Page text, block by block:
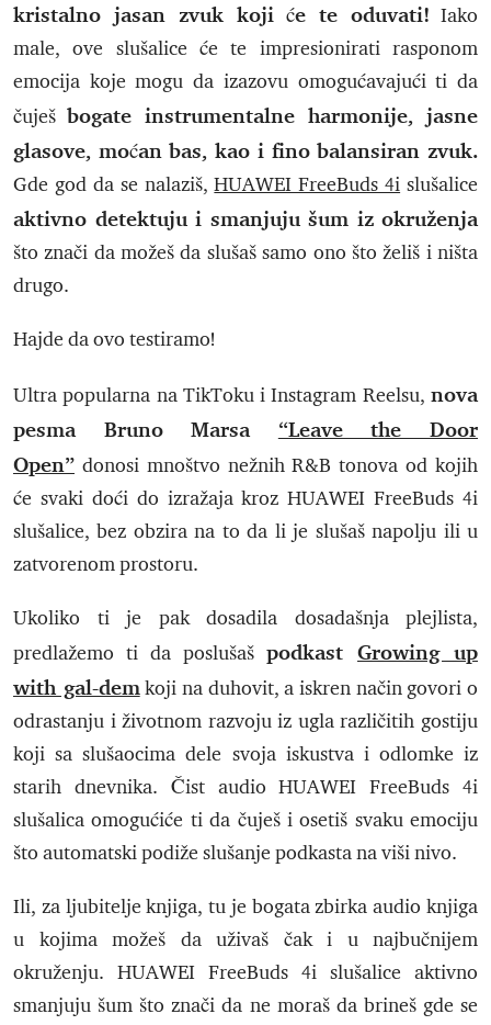
kristalno jasan zvuk koji će te oduvati! Iako
male, ove slušalice će te impresionirati rasponom
emocija koje mogu da izazovu omogućavajući ti da
čuješ bogate instrumentalne harmonije, jasne
glasove, moćan bas, kao i fino balansiran zvuk.
Gde god da se nalaziš,HUAWEI FreeBuds 4i slušalice
aktivno detektuju i smanjuju šum iz okruženja
što znači da možeš da slušaš samo ono što želiš i ništa
drugo.
Hajde da ovo testiramo!
Ultra popularna na TikToku i Instagram Reelsu, nova
pesma Bruno Marsa “Leave the Door
Open” donosi mnoštvo nežnih R&B tonova od kojih
će svaki doći do izražaja kroz HUAWEI FreeBuds 4i
slušalice, bez obzira na to da li je slušaš napolju ili u
zatvorenom prostoru.
Ukoliko ti je pak dosadila dosadašnja plejlista,
predlažemo ti da poslušaš podkast Growing up
with gal-demkoji na duhovit, a iskren način govori o
odrastanju i životnom razvoju iz ugla različitih gostiju
koji sa slušaocima dele svoja iskustva i odlomke iz
starih dnevnika. Čist audio HUAWEI FreeBuds 4i
slušalica omogućiće ti da čuješ i osetiš svaku emociju
što automatski podiže slušanje podkasta na viši nivo.
Ili, za ljubitelje knjiga, tu je bogata zbirka audio knjiga
u kojima možeš da uživaš čak i u najbučnijem
okruženju. HUAWEI FreeBuds 4i slušalice aktivno
smanjuju šum što znači da ne moraš da brineš gde se